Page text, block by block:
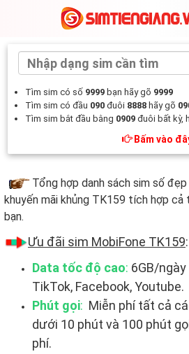
Tìm sim có số 9999 bạn hãy gõ 9999
Tìm sim có đầu 090 đuôi 8888 hãy gõ
Tìm sim bắt đầu bằng 0909 đuôi bất kỳ,
Bấm vào
Tổng hợp danh sách sim số
khuyến mãi khủng TK159 tích hợp cả
bạn.
Ưu đãi sim MobiFone TK159:
Data tốc độ cao: 6GB/
TikTok, Facebook, Youtube.
Phút gọi: Miễn phí tất cả
dưới 10 phút và 100 phút
phí.